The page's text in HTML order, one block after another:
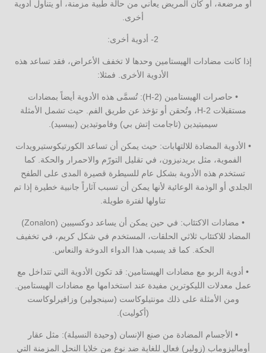
أو مرضعة، أو كان المريض يعاني من حالة طبية مزمنة، أو يتناول أدوية
أخرى.
2- أدوية أخرى:
إذا كانت مضادات الهيستامين وحدها لا تخفف الأعراض، فقد تساعد هذه
الأدوية الأخرى. فمثلا:
• حاصرات الهيستامين (H-2): تُسمَّى هذه الأدوية أيضاً بمضادات
مستقبلات H-2، وتُحقن أو تؤخذ عن طريق الفم. حيث تشمل الأمثلة
سيميتيدين (تاجامت إتش بي) وفاموتيدين (بيبسيد).
• الأدوية المضادة للالتهابات: حيث يمكن أن تساعد الكورتيكوستيرويدات
الفموية، مثل بريدنيزون، في تقليل التورّم والاحمرار والحكة. كما
تستخدم هذه الأدوية بشكل عام للسيطرة قصيرة المدى على الطفح
الجلدي أو الوذمة الوعائية لأنها يمكن أن تسبب آثاراً جانبية خطيرة إذا تم
تناولها لفترة طويلة.
• مضادات الاكتئاب: في حين يمكن أن يساعد دوكسيبين (Zonalon)
المضاد للاكتئاب ثلاثي الحلقات، المستخدم في شكل كريم، في تخفيف
الحكة. كما قد يسبب هذا الدواء الدوخة والنعاس.
• أدوية الربو مع مضادات الهيستامين: قد تكون الأدوية التي تتداخل مع
عمل معدلات الليكوترين مفيدة عند استخدامها مع مضادات الهيستامين.
ومن الأمثلة على ذلك مونتيلوكاست (سينجولير) وزافيرلوكاست
(أكوليت).
• الأجسام المضادة من صنع الإنسان (وحيدة النسيلة): مثل عقار
أوماليزوماب (زولير) فعال للغاية ضد نوع من خلايا النحل المزمنة التي